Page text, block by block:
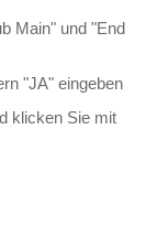
Main" und "End
"JA" eingeben
klicken Sie mit